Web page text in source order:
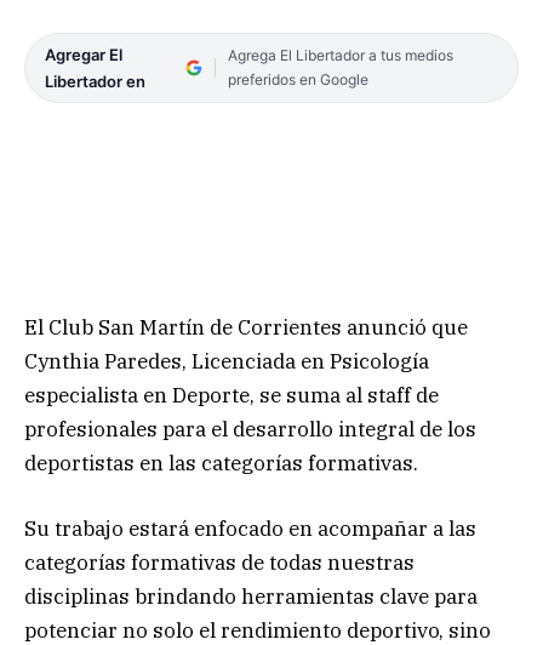
Agregar El
Libertador en
Agrega El Libertador a tus medios
preferidos en Google
El Club San Martín de Corrientes anunció que
Cynthia Paredes, Licenciada en Psicología
especialista en Deporte, se suma al staff de
profesionales para el desarrollo integral de los
deportistas en las categorías formativas.
Su trabajo estará enfocado en acompañar a las
categorías formativas de todas nuestras
disciplinas brindando herramientas clave para
potenciar no solo el rendimiento deportivo, sino